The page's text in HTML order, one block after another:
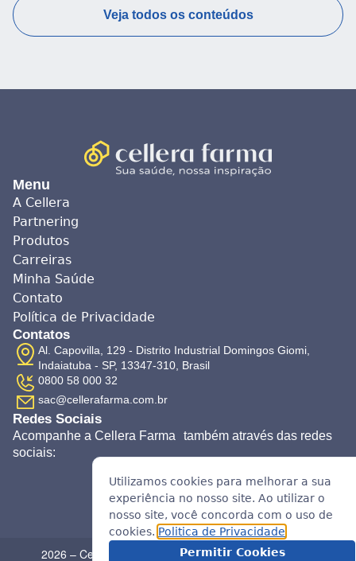
Veja todos os conteúdos
Menu
A Cellera
Partnering
Produtos
Carreiras
Minha Saúde
Contato
Política de Privacidade
Contatos
Al. Capovilla, 129 - Distrito Industrial Domingos Giomi,
Indaiatuba - SP, 13347-310, Brasil
0800 58 000 32
sac@cellerafarma.com.br
Redes Sociais
Acompanhe a Cellera Farma também através das redes
sociais:
2026 – Cellera Farma © Todos os direitos reservados.
Utilizamos cookies para melhorar a sua
experiência no nosso site. Ao utilizar o
nosso site, você concorda com o uso de
cookies. Politica de Privacidade
Permitir Cookies